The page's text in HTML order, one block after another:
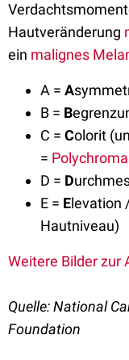
Hautveränderung
ein malignes
A = A
B = B
C = Colorit
=
D = D
E = Elevation
Hautniveau)
Weitere Bilder zur
Quelle: National
Foundation